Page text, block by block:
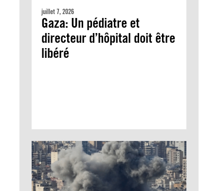
juillet 7, 2026
Gaza: Un pédiatre et
directeur d’hôpital doit être
libéré